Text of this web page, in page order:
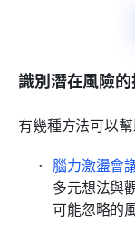
識別潛在風險
有幾種方法可以
腦力激盪會
多元想法與
可能忽略的